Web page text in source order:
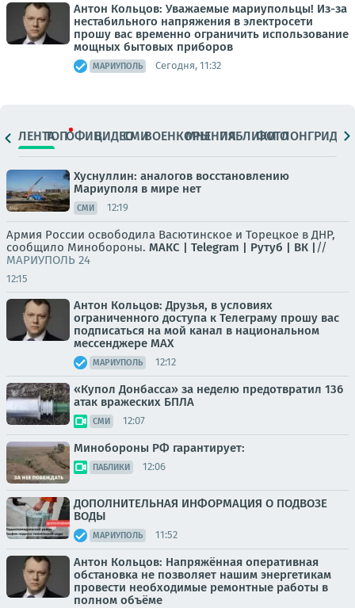
Антон Кольцов: Уважаемые мариупольцы! Из-за
нестабильного напряжения в электросети
прошу вас временно ограничить использование
мощных бытовых приборов
МАРИУПОЛЬ Сегодня, 11:32
ЛЕНТАТОПОФИЦ.ВИДЕОСМИВОЕНКОРЫМНЕНИЯПАБЛИКИ
ФОТОЛОНГРИДЫ
Хуснуллин: аналогов восстановлению
Мариуполя в мире нет
СМИ 12:19
Армия России освободила Васютинское и Торецкое в ДНР,
сообщило Минобороны. МАКС | Telegram | Рутуб | ВК | //
МАРИУПОЛЬ 24
12:15
Антон Кольцов: Друзья, в условиях
ограниченного доступа к Телеграму прошу вас
подписаться на мой канал в национальном
мессенджере МАХ
МАРИУПОЛЬ 12:12
«Купол Донбасса» за неделю предотвратил 136
атак вражеских БПЛА
СМИ 12:07
Минобороны РФ гарантирует:
ПАБЛИКИ 12:06
ДОПОЛНИТЕЛЬНАЯ ИНФОРМАЦИЯ О ПОДВОЗЕ
ВОДЫ
МАРИУПОЛЬ 11:52
Антон Кольцов: Напряжённая оперативная
обстановка не позволяет нашим энергетикам
провести необходимые ремонтные работы в
полном объёме